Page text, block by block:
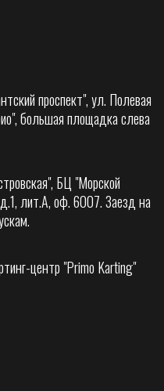
проспект", ул. Полевая
большая площадка слева
БЦ "Морской
лит.А, оф. 6007. Заезд на
центр "Primo Karting"